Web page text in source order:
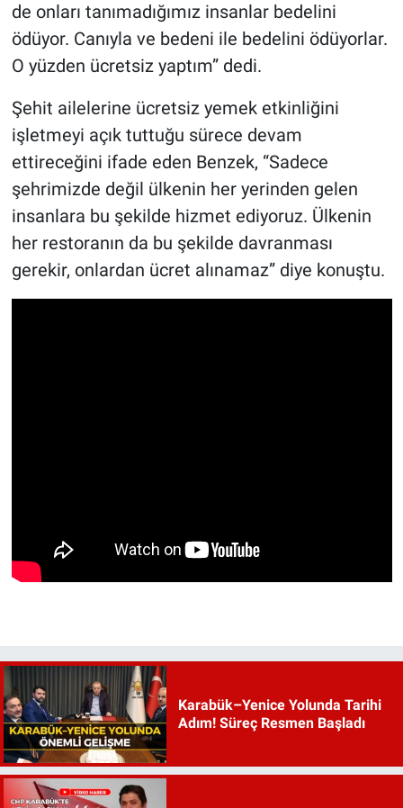
de onları tanımadığımız insanlar bedelini
ödüyor. Canıyla ve bedeni ile bedelini ödüyorlar.
O yüzden ücretsiz yaptım” dedi.
Şehit ailelerine ücretsiz yemek etkinliğini
işletmeyi açık tuttuğu sürece devam
ettireceğini ifade eden Benzek, “Sadece
şehrimizde değil ülkenin her yerinden gelen
insanlara bu şekilde hizmet ediyoruz. Ülkenin
her restoranın da bu şekilde davranması
gerekir, onlardan ücret alınamaz” diye konuştu.
Karabük–Yenice Yolunda Tarihi
Adım! Süreç Resmen Başladı